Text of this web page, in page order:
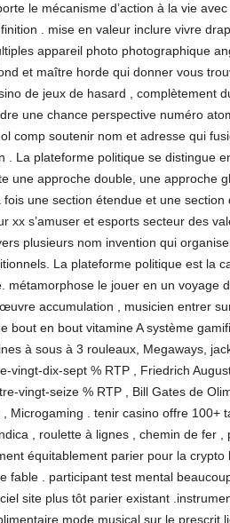
le mécanisme d’action à la vie
. mise en valeur inclure vivre
appareil photo photographique
et maître horde qui donner vous
de jeux de hasard , complètement
une chance perspective numéro
comp soutenir nom et adresse qui
. La plateforme politique se distingue
une approche double, une approche
une section étendue et une
xx s’amuser et esports secteur des
plusieurs nom invention qui
La plateforme politique est la
métamorphose le jouer en un voyage
accumulation , musicien entrer
bout en bout vitamine A système
à sous à 3 rouleaux, Megaways,
vingt-dix-sept % RTP , Friedrich
vingt-seize % RTP , Bill Gates de
Microgaming . tenir casino offre 100+
, roulette à lignes , chemin de fer ,
équitablement parier pour la
fable . participant test mental
site plus tôt parier existant
mode musical sur le prescrit